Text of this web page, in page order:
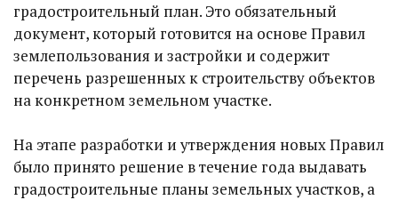
градостроительный план. Это обязательный
документ, который готовится на основе Правил
землепользования и застройки и содержит
перечень разрешенных к строительству объектов
на конкретном земельном участке.
На этапе разработки и утверждения новых Правил
было принято решение в течение года выдавать
градостроительные планы земельных участков, а